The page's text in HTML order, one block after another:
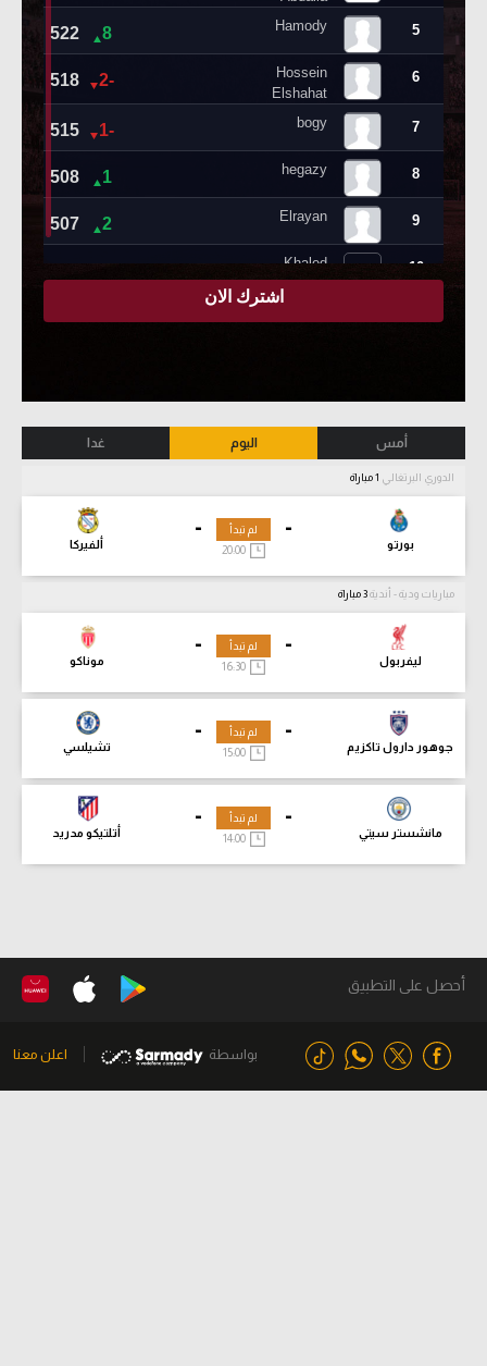
أمس اليوم غدا
الدوري البرتغالي
-
بورتو
-
ألفيركا
لم تبدأ
مباريات ودية - أندية
-
ليفربول
-
موناكو
لم تبدأ
-
جوهور دارول تاكزيم
-
تشيلسي
لم تبدأ
15:00
-
مانشستر سيتي
-
أتلتيكو مدريد
لم تبدأ
14:00
أحصل على التطبيق
بواسطة اعلن معنا